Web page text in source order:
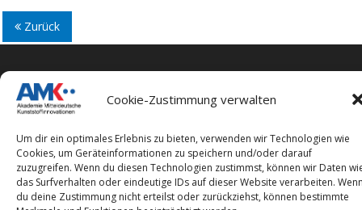
Cookie-Zustimmung verwalten
Um dir ein optimales Erlebnis zu bieten, verwenden wir Technologien wie
Cookies, um Geräteinformationen zu speichern und/oder darauf
zuzugreifen. Wenn du diesen Technologien zustimmst, können wir Daten
das Surfverhalten oder eindeutige IDs auf dieser Website verarbeiten.
du deine Zustimmung nicht erteilst oder zurückziehst, können bestimmte
Zurück
Impressum
Datenschutzerklärung